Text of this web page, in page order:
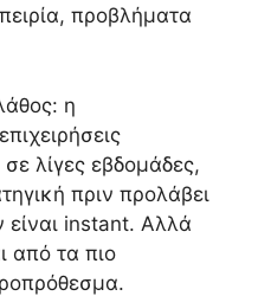
προβλήματα
η
λίγες εβδομάδες,
πριν προλάβει
είναι instant. Αλλά
από τα πιο